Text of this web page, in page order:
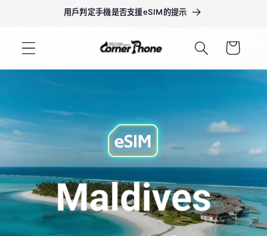
用戶判定手機是否支援eSIM的提示
物